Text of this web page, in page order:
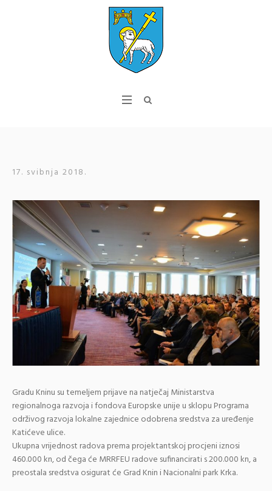
17. svibnja 2018.
Gradu Kninu su temeljem prijave na natječaj Ministarstva
regionalnoga razvoja i fondova Europske unije u sklopu Programa
održivog razvoja lokalne zajednice odobrena sredstva za uređenje
Katićeve ulice.
Ukupna vrijednost radova prema projektantskoj procjeni iznosi
460.000 kn, od čega će MRRFEU radove sufinancirati s 200.000 kn, a
preostala sredstva osigurat će Grad Knin i Nacionalni park Krka.